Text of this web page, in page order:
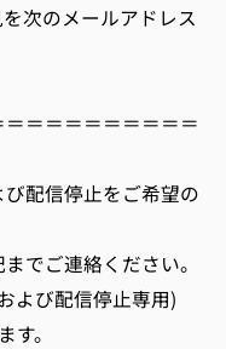
次のメールアドレス
＝＝＝＝＝＝＝＝＝
配信停止をご希望の
でご連絡ください。
よび配信停止専用)
。